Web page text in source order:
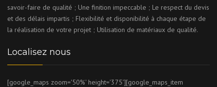
savoir-faire de qualité ; Une finition impeccable ; Le respect du devis
et des délais impartis ; Flexibilité et disponibilité à chaque étape de
la réalisation de votre projet ; Utilisation de matériaux de qualité.
Localisez nous
[google_maps zoom='50%' height='375'][google_maps_item